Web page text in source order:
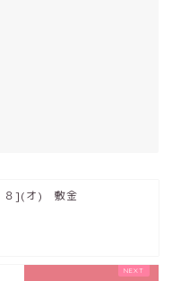
８](オ) 敷金